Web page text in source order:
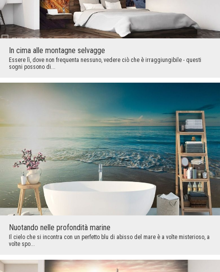
In cima alle montagne selvagge
Essere lì, dove non frequenta nessuno, vedere ciò che è irraggiungibile - questi
sogni possono di...
Nuotando nelle profondità marine
Il cielo che si incontra con un perfetto blu di abisso del mare è a volte misterioso, a
volte spo...